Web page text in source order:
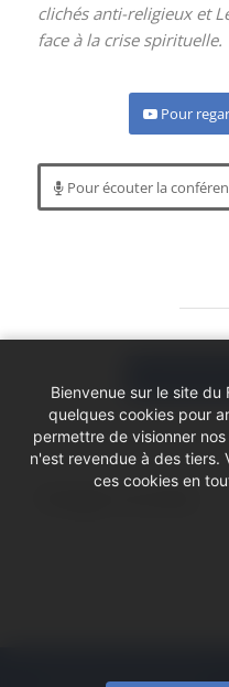
clichés anti-religieux et
face à la crise spirituelle.
Pour
Pour écouter la
Bienvenue sur le site du
quelques cookies pour
permettre de visionner
n'est revendue à des tiers.
ces cookies en